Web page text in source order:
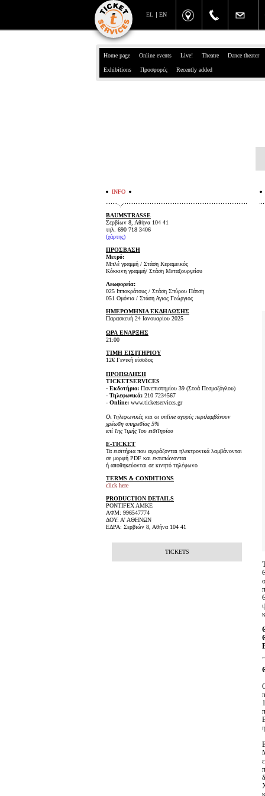
EN
EL
Home page Online events Live! Theatre Dance theater
Exhibitions Προσφορές Recently added
INFO
BAUMSTRASSE
Σερβίων 8, Αθήνα 104 41
τηλ. 690 718 3406
(χάρτης)
ΠΡΟΣΒΑΣΗ
Μετρό:
Μπλέ γραμμή / Στάση Κεραμεικός
Κόκκινη γραμμή/ Στάση Μεταξουργείου
Λεωφορεία:
025 Ιπποκράτους / Στάση Σπύρου Πάτση
051 Ομόνια / Στάση Αγιος Γεώργιος
ΗΜΕΡΟΜΗΝΙΑ ΕΚΔΗΛΩΣΗΣ
Παρασκευή 24 Ιανουαρίου 2025
ΩΡΑ ΕΝΑΡΞΗΣ
21:00
ΤΙΜΗ ΕΙΣΙΤΗΡΙΟΥ
12€ Γενική είσοδος
ΠΡΟΠΩΛΗΣΗ
TICKETSERVICES
- Εκδοτήριο: Πανεπιστημίου 39 (Στοά Πεσμαζόγλου)
- Τηλεφωνικά: 210 7234567
- Online: www.ticketservices.gr
Οι τηλεφωνικές και οι online αγορές περιλαμβάνουν
χρέωση υπηρεσίας 5%
επί της τιμής του εισιτηρίου
E-TICKET
Τα εισιτήρια που αγοράζονται ηλεκτρονικά λαμβάνονται
σε μορφή PDF και εκτυπώνονται
ή αποθηκεύονται σε κινητό τηλέφωνο
TERMS & CONDITIONS
click here
PRODUCTION DETAILS
PONTIFEX AMKE
ΑΦΜ: 996547774
ΔΟΥ: Α' ΑΘΗΝΩΝ
ΕΔΡΑ: Σερβιών 8, Αθήνα 104 41
TICKETS